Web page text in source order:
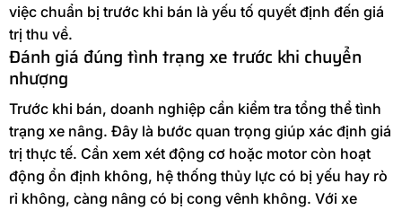
việc chuẩn bị trước khi bán là yếu tố quyết định đến giá
trị thu về.
Đánh giá đúng tình trạng xe trước khi chuyển
nhượng
Trước khi bán, doanh nghiệp cần kiểm tra tổng thể tình
trạng xe nâng. Đây là bước quan trọng giúp xác định giá
trị thực tế. Cần xem xét động cơ hoặc motor còn hoạt
động ổn định không, hệ thống thủy lực có bị yếu hay rò
rỉ không, càng nâng có bị cong vênh không. Với xe